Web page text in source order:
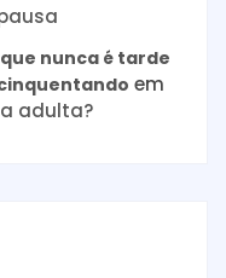
nunca é tarde
em
adulta?